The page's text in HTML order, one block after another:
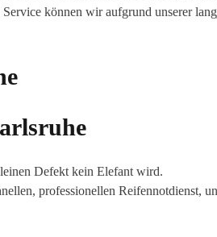
können wir aufgrund unserer
Defekt kein Elefant wird.
professionellen Reifennotdienst,